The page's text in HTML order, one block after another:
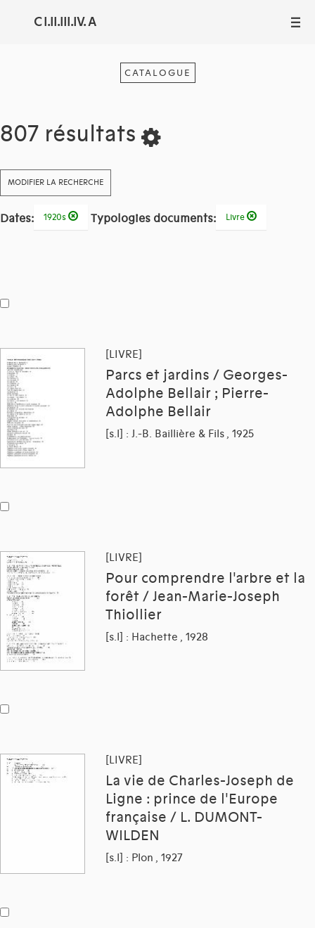
C I.II.III.IV. A III
CATALOGUE
807 résultats
MODIFIER LA RECHERCHE
Dates: 1920s Typologies documents: Livre
[LIVRE]
Parcs et jardins / Georges-
Adolphe Bellair ; Pierre-
Adolphe Bellair
[s.l] : J.-B. Baillière & Fils , 1925
[LIVRE]
Pour comprendre l'arbre et la
forêt / Jean-Marie-Joseph
Thiollier
[s.l] : Hachette , 1928
[LIVRE]
La vie de Charles-Joseph de
Ligne : prince de l'Europe
française / L. DUMONT-
WILDEN
[s.l] : Plon , 1927